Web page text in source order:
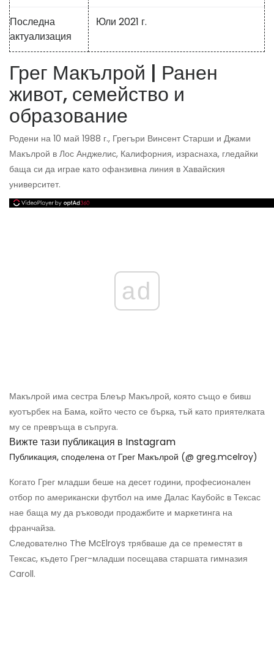
Последна
актуализация
Юли 2021 г.
Грег Макълрой | Ранен
живот, семейство и
образование
Родени на 10 май 1988 г., Грегъри Винсент Старши и Джами
Макълрой в Лос Анджелис, Калифорния, израснаха, гледайки
баща си да играе като офанзивна линия в Хавайския
университет.
ad
Макълрой има сестра Блеър Макълрой, която също е бивш
куотърбек на Бама, който често се бърка, тъй като приятелката
му се превръща в съпруга.
Вижте тази публикация в Instagram
Публикация, споделена от Грег Макълрой (@ greg.mcelroy)
Когато Грег младши беше на десет години, професионален
отбор по американски футбол на име Далас Каубойс в Тексас
нае баща му да ръководи продажбите и маркетинга на
франчайза.
Следователно The McElroys трябваше да се преместят в
Тексас, където Грег-младши посещава старшата гимназия
Caroll.